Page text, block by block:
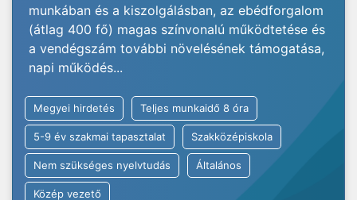
munkában és a kiszolgálásban, az ebédforgalom
(átlag 400 fő) magas színvonalú működtetése és
a vendégszám további növelésének támogatása,
napi működés...
Megyei hirdetés Teljes munkaidő 8 óra
5-9 év szakmai tapasztalat Szakközépiskola
Nem szükséges nyelvtudás Általános
Közép vezető